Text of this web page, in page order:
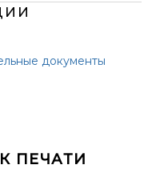
документы
ПЕЧАТИ